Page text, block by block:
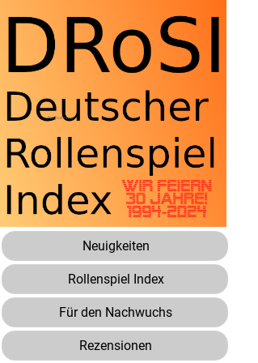
Neuigkeiten
Rollenspiel Index
Für den Nachwuchs
Rezensionen